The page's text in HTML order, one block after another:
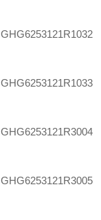
GHG6253121R1032
GHG6253121R1033
GHG6253121R3004
GHG6253121R3005